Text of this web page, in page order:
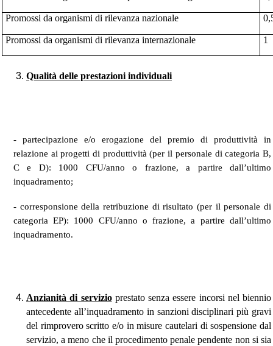
Promossi da organismi di rilevanza nazionale
Promossi da organismi di rilevanza internazionale 1
Qualità delle prestazioni individuali
- partecipazione e/o erogazione del premio di produttività in
relazione ai progetti di produttività (per il personale di categoria B,
C e D): 1000 CFU/anno o frazione, a partire dall’ultimo
inquadramento;
- corresponsione della retribuzione di risultato (per il personale di
categoria EP): 1000 CFU/anno o frazione, a partire dall’ultimo
inquadramento.
Anzianità di servizioprestato senza essere incorsi nel biennio
antecedente all’inquadramento in sanzioni disciplinari più gravi
del rimprovero scritto e/o in misure cautelari di sospensione dal
servizio, a meno che il procedimento penale pendente non si sia